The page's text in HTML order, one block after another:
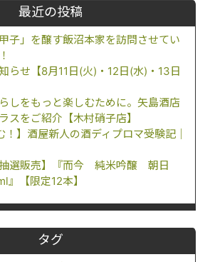
最近の投稿
子」を醸す飯沼本家を訪問させてい
らせ【8月11日(火)・12日(水)・13日
しをもっと楽しむために。矢島酒店
スをご紹介【木村硝子店】
！】酒屋新人の酒ディプロマ受験記｜
抽選販売】『而今 純米吟醸 朝日
【限定12本】
タグ